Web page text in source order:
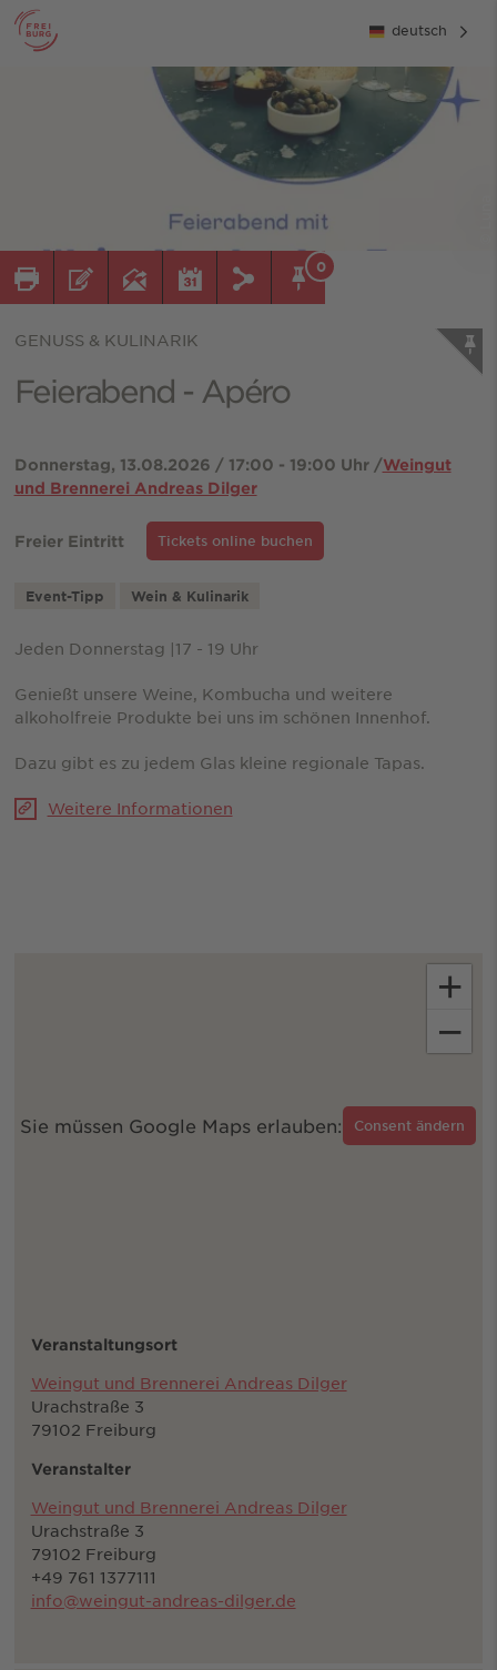
deutsch
0
GENUSS & KULINARIK
Feierabend - Apéro
Donnerstag, 13.08.2026 / 17:00 - 19:00 Uhr /Weingut
und Brennerei Andreas Dilger
Freier Eintritt Tickets online buchen
Event-Tipp Wein & Kulinarik
Jeden Donnerstag |17 - 19 Uhr
Genießt unsere Weine, Kombucha und weitere
alkoholfreie Produkte bei uns im schönen Innenhof.
Dazu gibt es zu jedem Glas kleine regionale Tapas.
Weitere Informationen
Sie müssen Google Maps erlauben: Consent ändern
+
−
Veranstaltungsort
Weingut und Brennerei Andreas Dilger
Urachstraße 3
79102 Freiburg
Veranstalter
Weingut und Brennerei Andreas Dilger
Urachstraße 3
79102 Freiburg
+49 761 1377111
info@weingut-andreas-dilger.de